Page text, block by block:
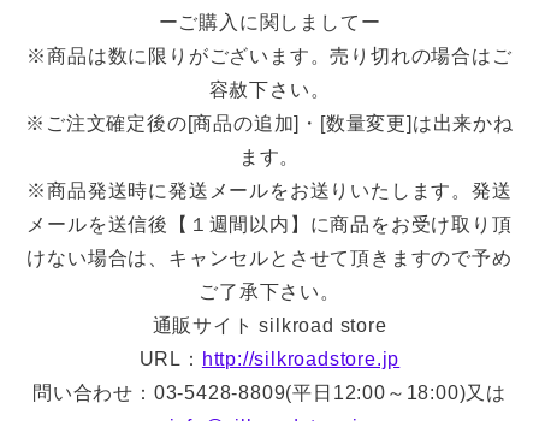
ーご購入に関しましてー
※商品は数に限りがございます。売り切れの場合はご
容赦下さい。
※ご注文確定後の[商品の追加]・[数量変更]は出来かね
ます。
※商品発送時に発送メールをお送りいたします。発送
メールを送信後【１週間以内】に商品をお受け取り頂
けない場合は、キャンセルとさせて頂きますので予め
ご了承下さい。
通販サイト silkroad store
URL： http://silkroadstore.jp
問い合わせ：03-5428-8809(平日12:00～18:00)又は